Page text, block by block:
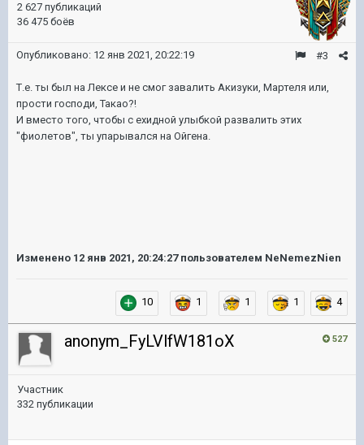
2 627 публикаций
36 475 боёв
#3
Опубликовано: 12 янв 2021, 20:22:19
Т.е. ты был на Лексе и не смог завалить Акизуки, Мартеля или,
прости господи, Такао?!
И вместо того, чтобы с ехидной улыбкой развалить этих
"фиолетов", ты упарывался на Ойгена.
Изменено 12 янв 2021, 20:24:27пользователем NeNemezNien
10 1 1 1 4
527
anonym_FyLVlfW181oX
Участник
332 публикации